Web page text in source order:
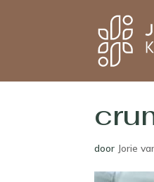
door Jorie